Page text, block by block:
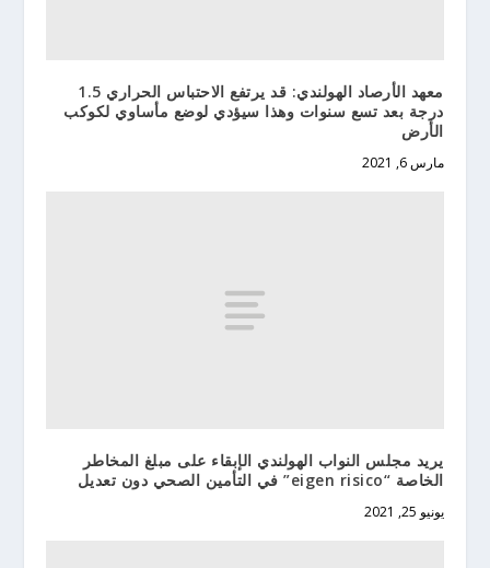
معهد الأرصاد الهولندي: قد يرتفع الاحتباس الحراري 1.5
درجة بعد تسع سنوات وهذا سيؤدي لوضع مأساوي لكوكب
الأرض
مارس 6, 2021
يريد مجلس النواب الهولندي الإبقاء على مبلغ المخاطر
الخاصة “eigen risico” في التأمين الصحي دون تعديل
يونيو 25, 2021